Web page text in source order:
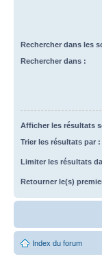
Rechercher dans les
Rechercher dans :
Afficher les résultats
Trier les résultats par :
Limiter les résultats
Retourner le(s)
Index du forum